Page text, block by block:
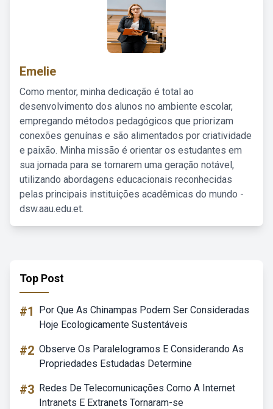
Emelie
Como mentor, minha dedicação é total ao
desenvolvimento dos alunos no ambiente escolar,
empregando métodos pedagógicos que priorizam
conexões genuínas e são alimentados por criatividade
e paixão. Minha missão é orientar os estudantes em
sua jornada para se tornarem uma geração notável,
utilizando abordagens educacionais reconhecidas
pelas principais instituições acadêmicas do mundo -
dsw.aau.edu.et.
Top Post
#1
Por Que As Chinampas Podem Ser Consideradas
Hoje Ecologicamente Sustentáveis
#2 Observe Os Paralelogramos E Considerando As
Propriedades Estudadas Determine
#3 Redes De Telecomunicações Como A Internet
Intranets E Extranets Tornaram-se